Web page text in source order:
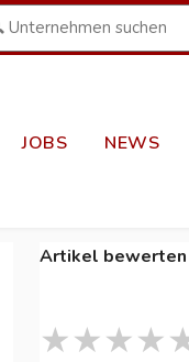
JOBS NEWS
Artikel bewerten